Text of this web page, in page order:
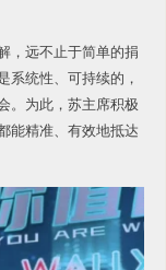
，远不止于简单的捐
系统性、可持续的，
。为此，苏主席积极
能精准、有效地抵达